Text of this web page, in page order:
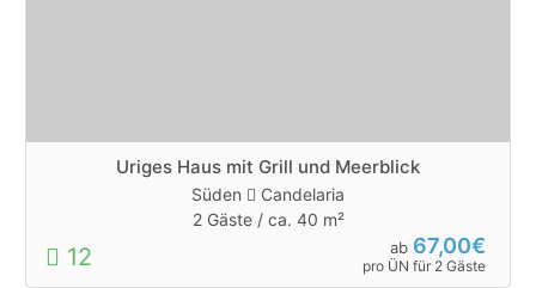
Uriges Haus mit Grill und Meerblick
Süden
Candelaria
2 Gäste / ca. 40 m²
12 ab 67,00€
pro ÜN für 2 Gäste